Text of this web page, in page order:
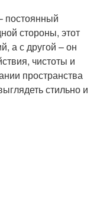
с темной мебелью
постоянный
стороны, этот
а с другой – он
чистоты и
пространства
стильно и